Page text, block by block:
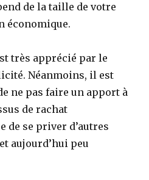
de la taille de votre
économique.
très apprécié par le
Néanmoins, il est
ne pas faire un apport à
de rachat
de se priver d’autres
aujourd’hui peu